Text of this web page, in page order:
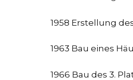
1958 Erstellung
1963 Bau eines
1966 Bau des 3.